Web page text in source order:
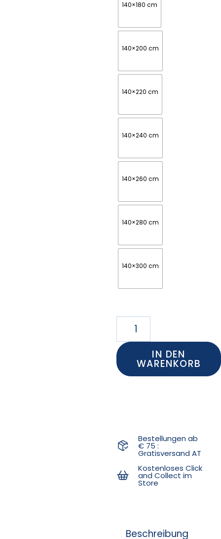
140×180 cm
140×200 cm
140×220 cm
140×240 cm
140×260 cm
140×280 cm
140×300 cm
IN DEN
WARENKORB
Bestellungen ab
€ 75 :
Gratisversand AT
Kostenloses Click
and Collect im
Store
Beschreibung